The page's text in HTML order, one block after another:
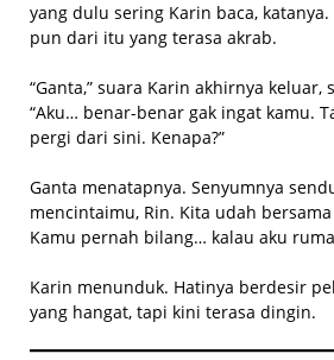
yang dulu sering Karin baca,
pun dari itu yang terasa akrab.
“Ganta,” suara Karin akhirnya keluar,
“Aku… benar-benar gak ingat kamu.
pergi dari sini. Kenapa?”
Ganta menatapnya. Senyumnya
mencintaimu, Rin. Kita udah
Kamu pernah bilang… kalau aku
Karin menunduk. Hatinya berdesir
yang hangat, tapi kini terasa dingin.